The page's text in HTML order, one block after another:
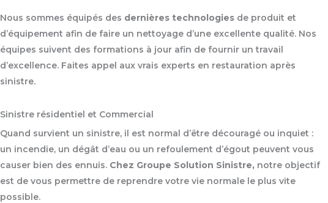
Nous sommes équipés des dernières technologies de produit et
d’équipement afin de faire un nettoyage d’une excellente qualité. Nos
équipes suivent des formations à jour afin de fournir un travail
d’excellence. Faites appel aux vrais experts en restauration après
sinistre.
Sinistre résidentiel et Commercial
Quand survient un sinistre, il est normal d’être découragé ou inquiet :
un incendie, un dégât d’eau ou un refoulement d’égout peuvent vous
causer bien des ennuis. Chez Groupe Solution Sinistre, notre objectif
est de vous permettre de reprendre votre vie normale le plus vite
possible.